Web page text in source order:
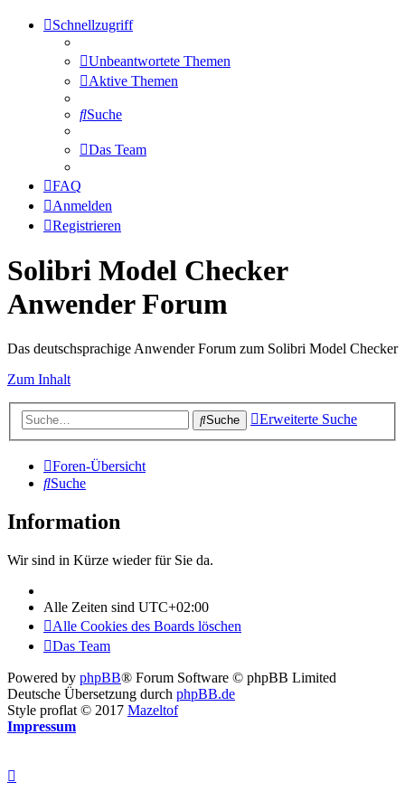
Schnellzugriff
Unbeantwortete Themen
Aktive Themen
Suche
Das Team
FAQ
Anmelden
Registrieren
Solibri Model Checker
Anwender Forum
Das deutschsprachige Anwender Forum zum Solibri Model Checker
Zum Inhalt
Suche Erweiterte Suche
Foren-Übersicht
Suche
Information
Wir sind in Kürze wieder für Sie da.
Alle Zeiten sind UTC+02:00
Alle Cookies des Boards löschen
Das Team
Powered by phpBB® Forum Software © phpBB Limited
Deutsche Übersetzung durch phpBB.de
Style proflat © 2017 Mazeltof
Impressum